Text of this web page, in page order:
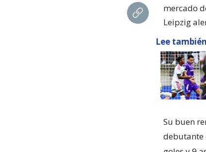
mercado
Leipzig
Lee
Su buen
debutante